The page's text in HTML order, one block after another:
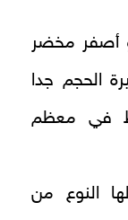
أصفر مخضر
صغيرة الحجم جدا
في معظم
النوع من